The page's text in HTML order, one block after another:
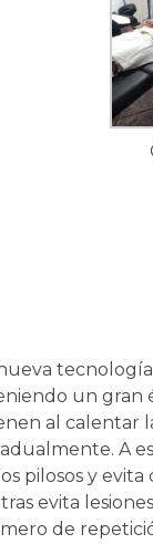
un gran
al calentar
A
pilosos y evita
evita
de